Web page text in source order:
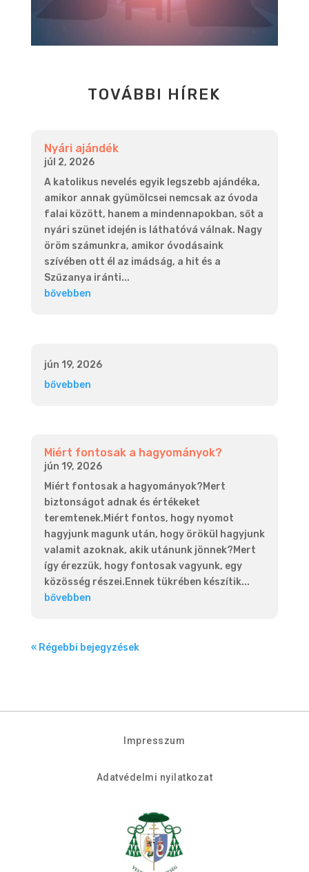
TOVÁBBI HÍREK
Nyári ajándék
júl 2, 2026
A katolikus nevelés egyik legszebb ajándéka,
amikor annak gyümölcsei nemcsak az óvoda
falai között, hanem a mindennapokban, sőt a
nyári szünet idején is láthatóvá válnak. Nagy
öröm számunkra, amikor óvodásaink
szívében ott él az imádság, a hit és a
Szűzanya iránti...
bővebben
jún 19, 2026
bővebben
Miért fontosak a hagyományok?
jún 19, 2026
Miért fontosak a hagyományok?Mert
biztonságot adnak és értékeket
teremtenek.Miért fontos, hogy nyomot
hagyjunk magunk után, hogy örökül hagyjunk
valamit azoknak, akik utánunk jönnek?Mert
így érezzük, hogy fontosak vagyunk, egy
közösség részei.Ennek tükrében készítik...
bővebben
« Régebbi bejegyzések
Impresszum
Adatvédelmi nyilatkozat